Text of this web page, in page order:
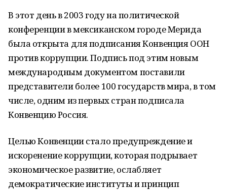
В этот день в 2003 году на политической
конференции в мексиканском городе Мерида
была открыта для подписания Конвенция ООН
против коррупции. Подпись под этим новым
международным документом поставили
представители более 100 государств мира, в том
числе, одним из первых стран подписала
Конвенцию Россия.
Целью Конвенции стало предупреждение и
искоренение коррупции, которая подрывает
экономическое развитие, ослабляет
демократические институты и принцип